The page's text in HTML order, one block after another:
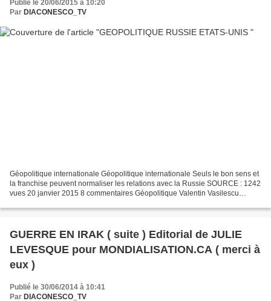
Publié le 20/06/2015 à 10:20
Par DIACONESCO_TV
Géopolitique internationale Géopolitique internationale Seuls le bon sens et
la franchise peuvent normaliser les relations avec la Russie SOURCE : 1242
vues 20 janvier 2015 8 commentaires Géopolitique Valentin Vasilescu
GUERRE EN IRAK ( suite ) Editorial de JULIE
LEVESQUE pour MONDIALISATION.CA ( merci à
eux )
Publié le 30/06/2014 à 10:41
Par DIACONESCO_TV